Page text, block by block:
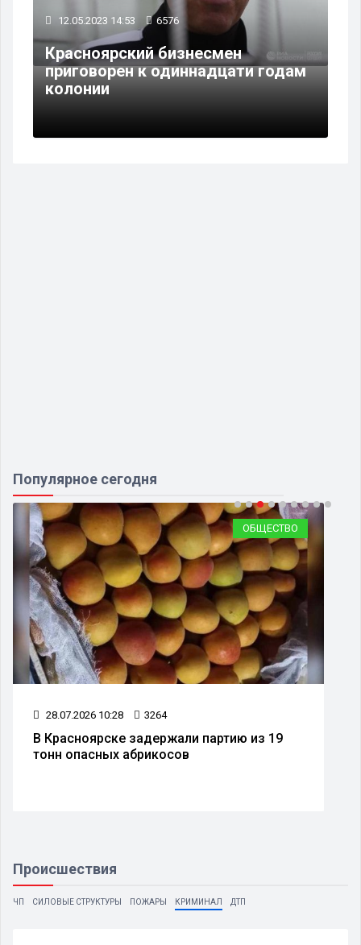
12.05.2023 14:53 6576
Красноярский бизнесмен
приговорен к одиннадцати годам
колонии
Популярное сегодня
ОБЩЕСТВО
28.07.2026 10:28 3264
В Красноярске задержали партию из 19
тонн опасных абрикосов
Происшествия
ЧП СИЛОВЫЕ СТРУКТУРЫ ПОЖАРЫ КРИМИНАЛ ДТП